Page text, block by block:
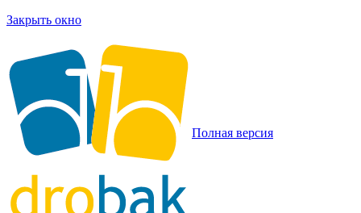
Закрыть окно
Полная версия